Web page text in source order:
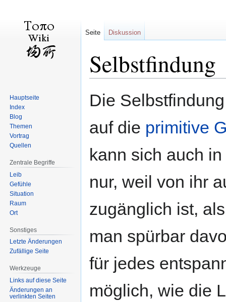
Selbstfindung
Navigation
Suche
Die
auf die primitive
kann sich auch
nur, weil von ihr
zugänglich ist,
man spürbar
für jedes
möglich, wie die
Seite Diskussion
Hauptseite
Index
Blog
Themen
Vortrag
Quellen
Zentrale Begriffe
Leib
Gefühle
Situation
Raum
Ort
Sonstiges
Letzte Änderungen
Zufällige Seite
Werkzeuge
Links auf diese Seite
Änderungen an
verlinkten Seiten